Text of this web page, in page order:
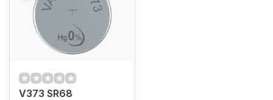
V373 SR68